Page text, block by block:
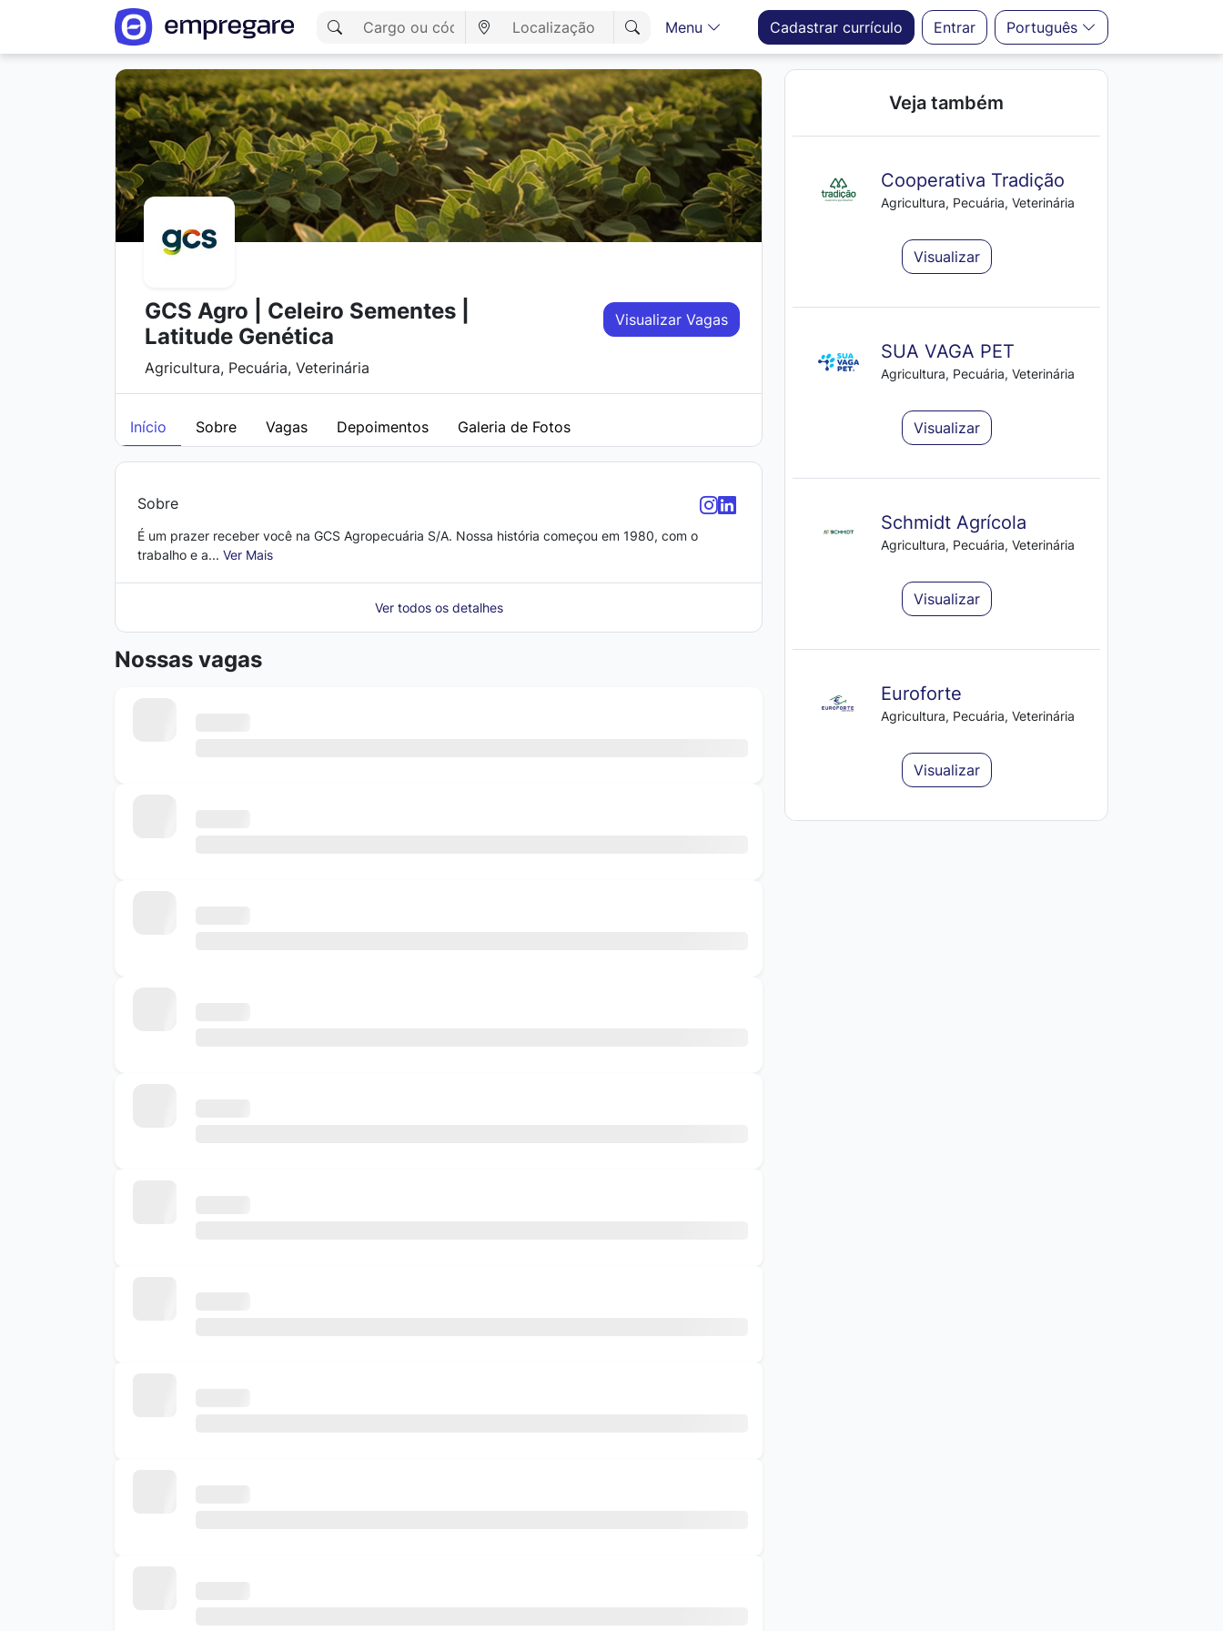
Menu Cadastrar currículo Entrar Português
GCS Agro | Celeiro Sementes |
Latitude Genética
Agricultura, Pecuária, Veterinária
Visualizar Vagas
Início Sobre Vagas Depoimentos Galeria de Fotos
Sobre
É um prazer receber você na GCS Agropecuária S/A. Nossa história começou em 1980, com o
trabalho e a... Ver Mais
Ver todos os detalhes
Nossas vagas
Veja também
Cooperativa Tradição
Agricultura, Pecuária, Veterinária
Visualizar
SUA VAGA PET
Agricultura, Pecuária, Veterinária
Visualizar
Schmidt Agrícola
Agricultura, Pecuária, Veterinária
Visualizar
Euroforte
Agricultura, Pecuária, Veterinária
Visualizar